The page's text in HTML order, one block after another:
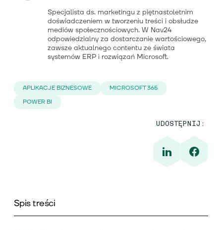
Specjalista ds. marketingu z piętnastoletnim
doświadczeniem w tworzeniu treści i obsłudze
mediów społecznościowych. W Nav24
odpowiedzialny za dostarczanie wartościowego,
zawsze aktualnego contentu ze świata
systemów ERP i rozwiązań Microsoft.
APLIKACJE BIZNESOWE
MICROSOFT 365
POWER BI
UDOSTĘPNIJ:
Spis treści